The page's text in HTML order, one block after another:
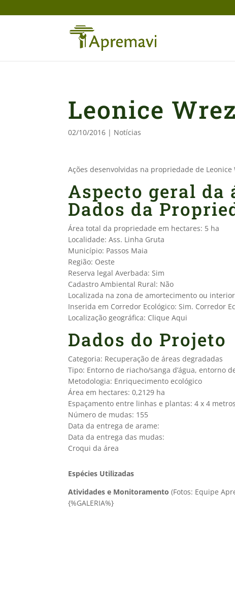
Leonice
02/10/2016 | Notícias
Ações desenvolvidas na propriedade de Leonice
Aspecto geral da
Dados da
Área total da propriedade em hectares: 5 ha
Localidade: Ass. Linha Gruta
Município: Passos Maia
Região: Oeste
Reserva legal Averbada: Sim
Cadastro Ambiental Rural: Não
Localizada na zona de amortecimento ou
Inserida em Corredor Ecológico: Sim. Corredor
Localização geográfica: Clique Aqui
Dados do Projeto
Categoria: Recuperação de áreas degradadas
Tipo: Entorno de riacho/sanga d’água, entorno
Metodologia: Enriquecimento ecológico
Área em hectares: 0,2129 ha
Espaçamento entre linhas e plantas: 4 x 4 metros
Número de mudas: 155
Data da entrega de arame:
Data da entrega das mudas:
Croqui da área
Espécies Utilizadas
Atividades e Monitoramento(Fotos: Equipe
{%GALERIA%}